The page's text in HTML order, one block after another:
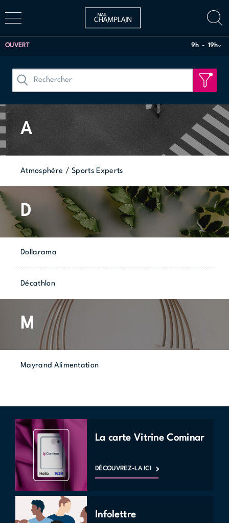
OUVERT 9h 19h
A
Atmosphère / Sports Experts
D
Dollarama
Décathlon
M
Mayrand Alimentation
La carte Vitrine Cominar
DÉCOUVREZ-LA ICI
Infolettre